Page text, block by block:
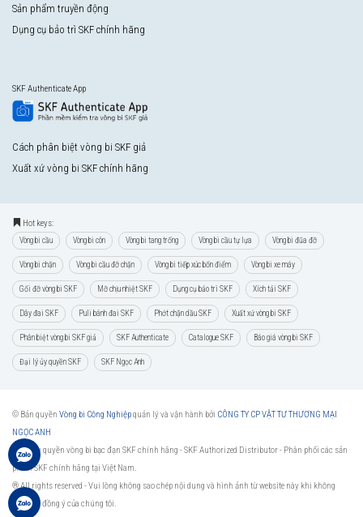
Sản phẩm truyền động
Dụng cụ bảo trì SKF chính hãng
SKF Authenticate App
Cách phân biệt vòng bi SKF giả
Xuất xứ vòng bi SKF chính hãng
Hot keys:
Vòng bi cầu Vòng bi côn Vòng bi tang trống Vòng bi cầu tự lựa Vòng bi đũa đỡ
Vòng bi chặn Vòng bi cầu đỡ chặn Vòng bi tiếp xúc bốn điểm Vòng bi xe máy
Gối đỡ vòng bi SKF Mỡ chịu nhiệt SKF Dụng cụ bảo trì SKF Xích tải SKF
Dây đai SKF Puli bánh đai SKF Phớt chặn dầu SKF Xuất xứ vòng bi SKF
Phân biệt vòng bi SKF giả SKF Authenticate Catalogue SKF Báo giá vòng bi SKF
Đại lý ủy quyền SKF SKF Ngọc Anh
© Bản quyền Vòng bi Công Nghiệpquản lý và vận hành bởi CÔNG TY CP VẬT TƯ THƯƠNG MẠI
NGỌC ANH
Đại lý ủy quyền vòng bi bạc đạn SKF chính hãng -SKF Authorized Distributor- Phân phối các sản
phẩm SKF chính hãng tại Việt Nam.
® All rights reserved - Vui lòng không sao chép nội dung và hình ảnh từ website này khi không
được sự đồng ý của chúng tôi.